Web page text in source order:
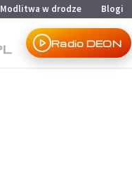
Modlitwa w drodze Blogi
Radio DEON